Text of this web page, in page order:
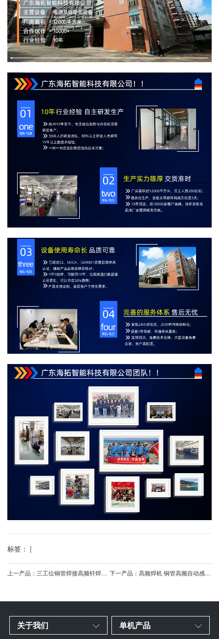
标签： |
上一产品：三工位铜管焊接高频钎焊机 冰箱空调铜铝管异形管高频焊接设备 下一产品：高频焊机 铜管高频自动感应焊接设备 感应加热焊接机
关于我们 单机产品